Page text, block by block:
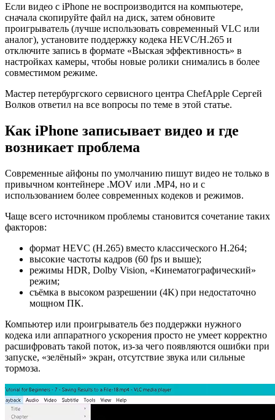
Если видео с iPhone не воспроизводится на компьютере,
сначала скопируйте файл на диск, затем обновите
проигрыватель (лучше использовать современный VLC или
аналог), установите поддержку кодека HEVC/H.265 и
отключите запись в формате «Выская эффективность» в
настройках камеры, чтобы новые ролики снимались в более
совместимом режиме.
Мастер петербургского сервисного центра ChefApple Сергей
Волков ответил на все вопросы по теме в этой статье.
Как iPhone записывает видео и где
возникает проблема
Современные айфоны по умолчанию пишут видео не только в
привычном контейнере .MOV или .MP4, но и с
использованием более современных кодеков и режимов.
Чаще всего источником проблемы становится сочетание таких
факторов:
формат HEVC (H.265) вместо классического H.264;
высокие частоты кадров (60 fps и выше);
режимы HDR, Dolby Vision, «Кинематографический»
режим;
съёмка в высоком разрешении (4K) при недостаточно
мощном ПК.
Компьютер или проигрыватель без поддержки нужного
кодека или аппаратного ускорения просто не умеет корректно
расшифровать такой поток, из‑за чего появляются ошибки при
запуске, «зелёный» экран, отсутствие звука или сильные
тормоза.